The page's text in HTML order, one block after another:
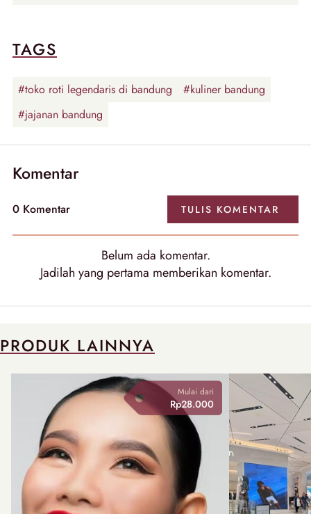
TAGS
#toko roti legendaris di bandung
#kuliner bandung
#jajanan bandung
Komentar
0 Komentar TULIS KOMENTAR
Belum ada komentar.
Jadilah yang pertama memberikan komentar.
PRODUK LAINNYA
Mulai dari
Rp28.000